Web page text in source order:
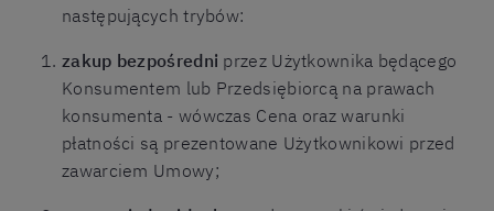
następujących trybów:
zakup bezpośredni przez Użytkownika będącego
Konsumentem lub Przedsiębiorcą na prawach
konsumenta - wówczas Cena oraz warunki
płatności są prezentowane Użytkownikowi przed
zawarciem Umowy;